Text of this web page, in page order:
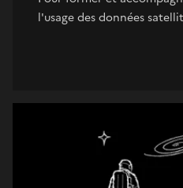
l'usage des données